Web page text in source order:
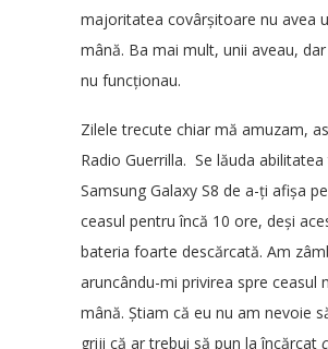
majoritatea covârșitoare nu avea
mână. Ba mai mult, unii aveau,
nu funcționau.
Zilele trecute chiar mă amuzam,
Radio Guerrilla. Se lăuda
Samsung Galaxy S8 de a-ți afișa
ceasul pentru încă 10 ore, deși
bateria foarte descărcată. Am
aruncându-mi privirea spre ceasul
mână. Știam că eu nu am nevoie
griji că ar trebui să pun la încărcat